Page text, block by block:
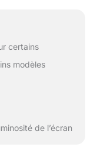
certains
modèles
de l’écran